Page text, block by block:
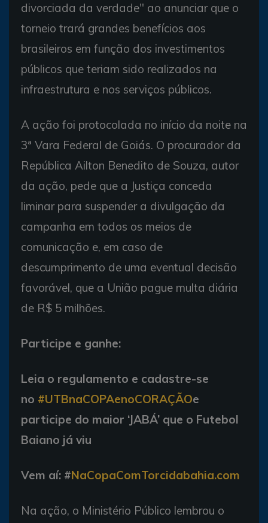
divorciada da verdade" ao anunciar que o
torneio trará grandes benefícios aos
brasileiros em função dos investimentos
públicos que teriam sido realizados na
infraestrutura e nos serviços públicos.
A ação foi protocolada no início da noite na
3ª Vara Federal de Goiás. O procurador da
República Ailton Benedito de Souza, autor
da ação, pede que a Justiça conceda
liminar para suspender a divulgação da
campanha em todos os meios de
comunicação e, em caso de
descumprimento de uma eventual decisão
favorável, que a União pague multa diária
de R$ 5 milhões.
Participe e ganhe:
Leia o regulamento e cadastre-se
no #UTBnaCOPAenoCORAÇÃOe
participe do maior ‘JABÁ’ que o Futebol
Baiano já viu
Vem aí: #NaCopaComTorcidabahia.com
Na ação, o Ministério Público lembrou o